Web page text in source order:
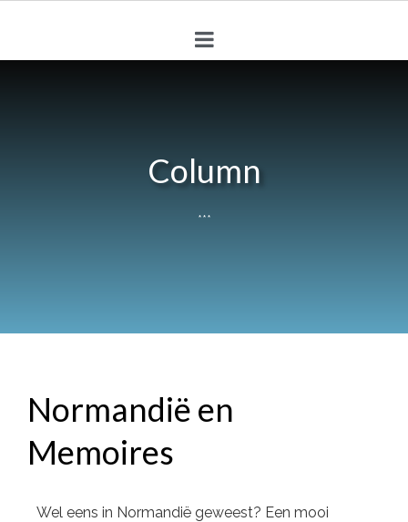
Column
***
Normandië en
Memoires
Wel eens in Normandië geweest? Een mooi